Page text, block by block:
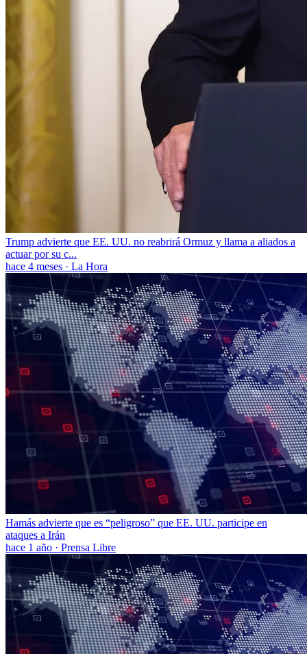
Trump advierte que EE. UU. no reabrirá Ormuz y llama a aliados a
actuar por su c...
hace 4 meses · La Hora
Hamás advierte que es “peligroso” que EE. UU. participe en
ataques a Irán
hace 1 año · Prensa Libre